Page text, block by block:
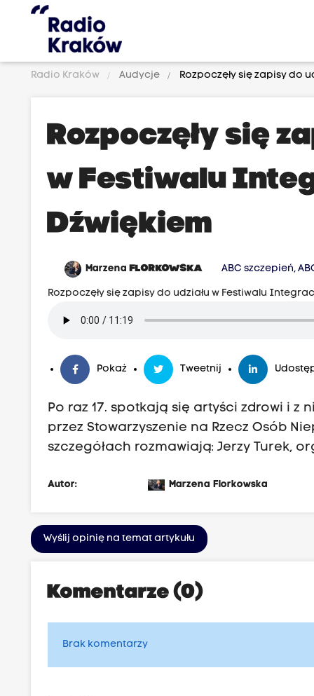
Radio Kraków Audycje Rozpoczęły się zapisy do
Rozpoczęły się
w Festiwalu
Dźwiękiem
MarzenaFLORKOWSKA ABC szczepień,
Rozpoczęły się zapisy do udziału w Festiwalu
Pokaż Tweetnij
Po raz 17. spotkają się artyści zdrowi i z
przez Stowarzyszenie na Rzecz Osób
szczegółach rozmawiają: Jerzy Turek,
Autor: Marzena Florkowska
Wyślij opinię na temat artykułu
Komentarze (0)
Brak komentarzy